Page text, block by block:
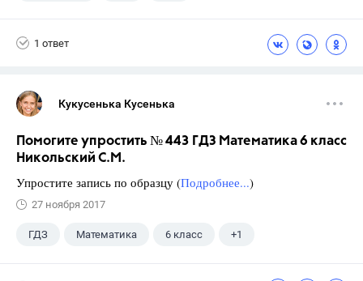
1 ответ
Кукусенька Кусенька
Помогите упростить № 443 ГДЗ Математика 6 класс
Никольский С.М.
Упростите запись по образцу (Подробнее...)
27 ноября 2017
ГДЗ Математика 6 класс +1